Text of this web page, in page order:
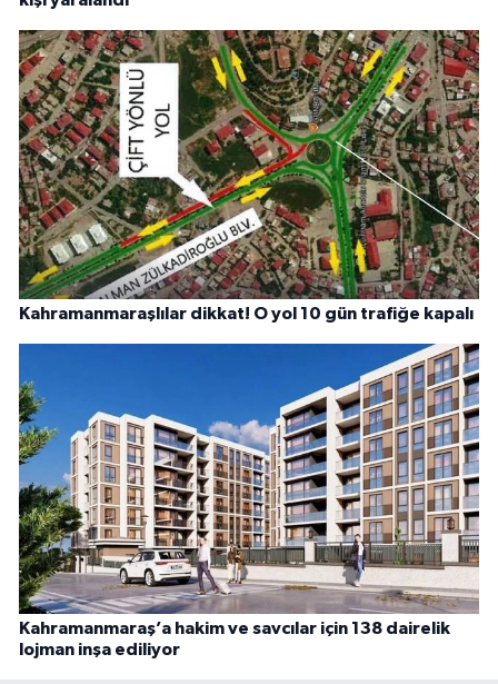
Kahramanmaraşlılar dikkat! O yol 10 gün trafiğe kapalı
Kahramanmaraş’a hakim ve savcılar için 138 dairelik
lojman inşa ediliyor